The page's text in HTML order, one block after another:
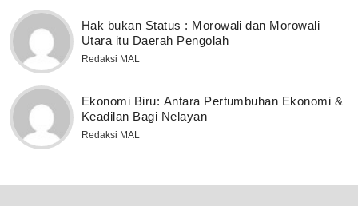
Hak bukan Status : Morowali dan Morowali
Utara itu Daerah Pengolah
Redaksi MAL
Ekonomi Biru: Antara Pertumbuhan Ekonomi &
Keadilan Bagi Nelayan
Redaksi MAL